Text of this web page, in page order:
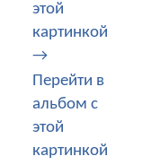
этой
картинкой
→
Перейти в
альбом с
этой
картинкой